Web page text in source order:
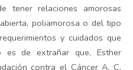
tener relaciones amorosas
poliamorosa o del tipo
y cuidados que
es de extrañar que, Esther
contra el Cáncer A. C.